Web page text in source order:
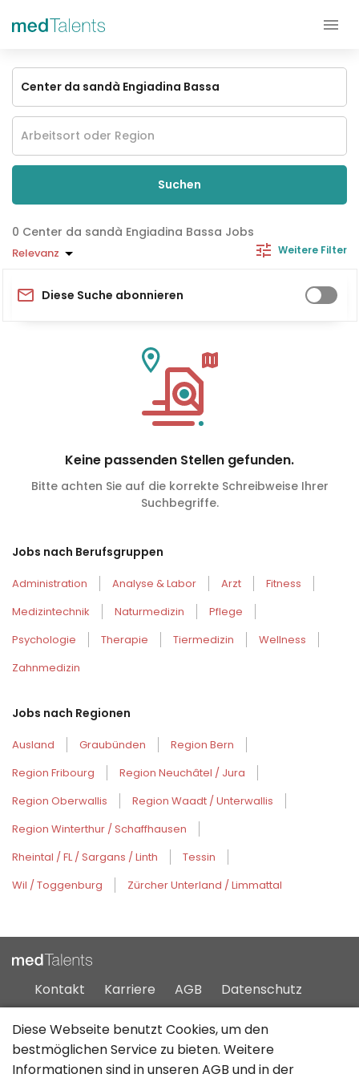
Suchen
Center da sandà Engiadina Bassa Jobs
Relevanz Weitere Filter
Diese Suche abonnieren
Keine passenden Stellen gefunden.
Bitte achten Sie auf die korrekte Schreibweise Ihrer
Suchbegriffe.
Jobs nach Berufsgruppen
Administration Analyse & Labor Arzt
Fitness
Medizintechnik
Naturmedizin
Pflege
Psychologie
Therapie Tiermedizin
Wellness
Zahnmedizin
Jobs nach Regionen
Ausland Graubünden
Region Bern
Region Fribourg
Region Neuchâtel / Jura
Region Oberwallis
Region Waadt / Unterwallis
Region Winterthur / Schaffhausen
Rheintal / FL / Sargans / Linth
Tessin
Wil / Toggenburg
Zürcher Unterland / Limmattal
Kontakt Karriere AGB
Datenschutz
Impressum
Sitemap
Diese Webseite benutzt Cookies, um den
bestmöglichen Service zu bieten. Weitere
Informationen sind in unserenAGB und in der